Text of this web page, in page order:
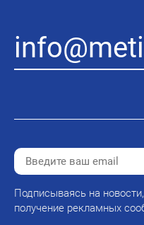
Подписываясь на
получение рекламных